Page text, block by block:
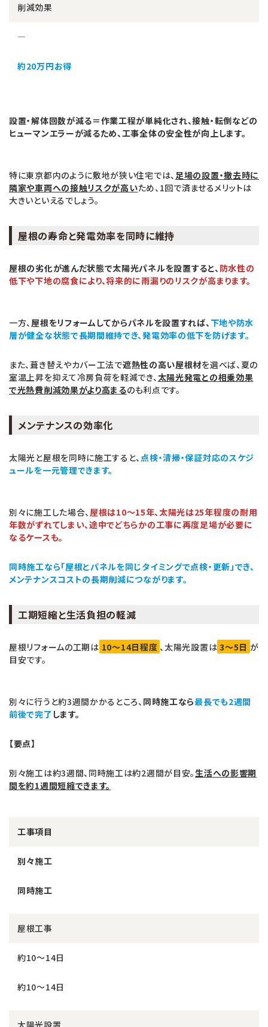
削減効果
―
約20万円お得
設置・解体回数が減る＝作業工程が単純化され、接触・転倒などの
ヒューマンエラーが減るため、工事全体の安全性が向上します。
特に東京都内のように敷地が狭い住宅では、 足場の設置・撤去時に
隣家や車両への接触リスクが高いため、1回で済ませるメリットは
大きいといえるでしょう。
屋根の寿命と発電効率を同時に維持
屋根の劣化が進んだ状態で太陽光パネルを設置すると、 防水性の
低下や下地の腐食により、将来的に雨漏りのリスクが高まります。
一方、 屋根をリフォームしてからパネルを設置すれば、 下地や防水
層が健全な状態で長期間維持でき、発電効率の低下を防げます。
また、葺き替えやカバー工法で遮熱性の高い屋根材を選べば、夏の
室温上昇を抑えて冷房負荷を軽減でき、 太陽光発電との相乗効果
で光熱費削減効果がより高まるのも利点です。
メンテナンスの効率化
太陽光と屋根を同時に施工すると、 点検・清掃・保証対応のスケジ
ュールを一元管理できます。
別々に施工した場合、 屋根は10〜15年、太陽光は25年程度の耐用
年数がずれてしまい、途中でどちらかの工事に再度足場が必要に
なるケースも。
同時施工なら「屋根とパネルを同じタイミングで点検・更新」でき、
メンテナンスコストの長期削減につながります。
工期短縮と生活負担の軽減
屋根リフォームの工期は 10〜14日程度 、太陽光設置は 3〜5日 が
目安です。
別々に行うと約3週間かかるところ、 同時施工なら最長でも2週間
前後で完了 します。
【要点】
別々施工は約3週間、同時施工は約2週間が目安。生活への影響期
間を約1週間短縮できます。
工事項目
別々施工
同時施工
屋根工事
約10〜14日
約10〜14日
太陽光設置